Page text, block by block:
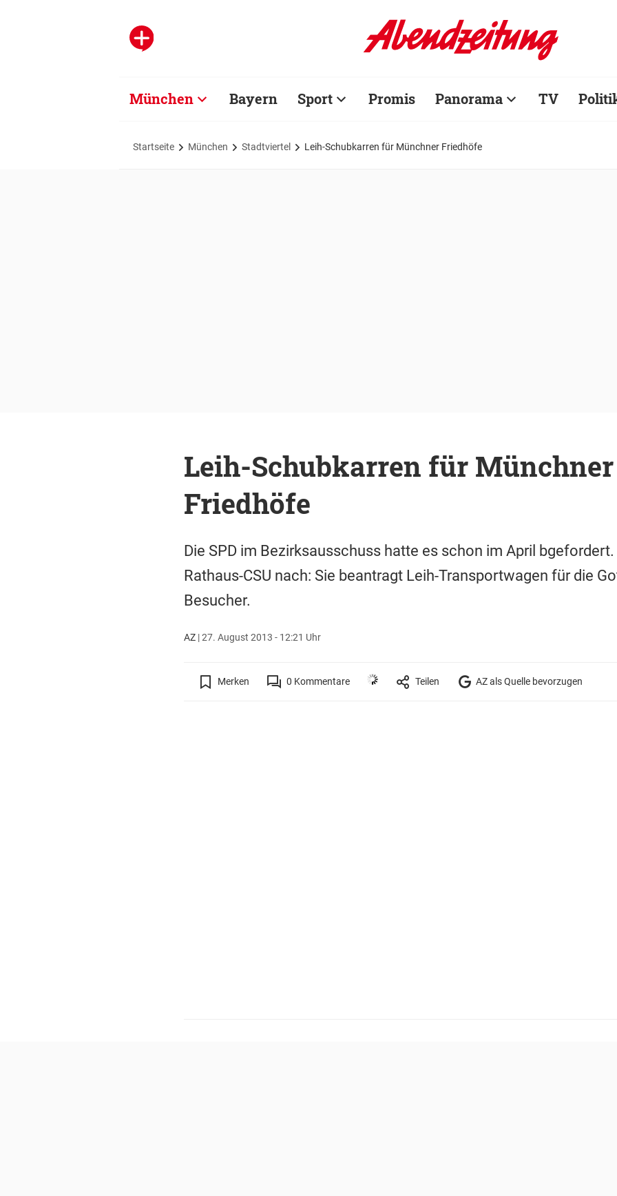
München Bayern Sport Promis Panorama TV
Startseite München Stadtviertel Leih-Schubkarren für Münchner Friedhöfe
Leih-Schubkarren für Münchner
Friedhöfe
Die SPD im Bezirksausschuss hatte es schon im April
Rathaus-CSU nach: Sie beantragt Leih-Transportwagen für die
Besucher.
AZ|27. August 2013 - 12:21 Uhr
Merken 0 Kommentare Teilen AZ als Quelle bevorzugen